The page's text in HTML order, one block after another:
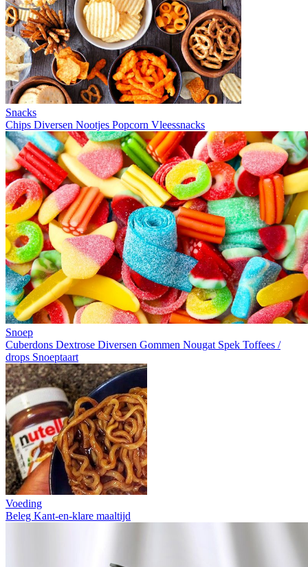
Snacks
Chips Diversen Nootjes Popcorn Vleessnacks
Snoep
Cuberdons Dextrose Diversen Gommen Nougat Spek Toffees /
drops Snoeptaart
Voeding
Beleg Kant-en-klare maaltijd